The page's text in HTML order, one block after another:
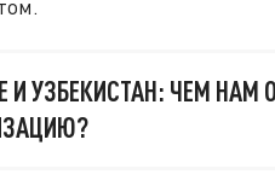
И УЗБЕКИСТАН: ЧЕМ НАМ